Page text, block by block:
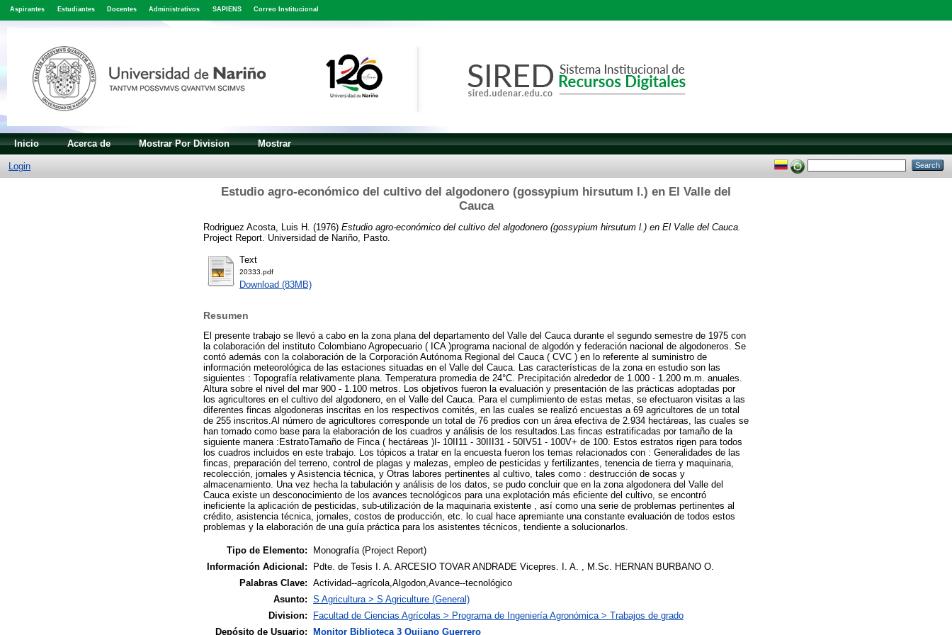
Aspirantes Estudiantes Docentes Administrativos SAPIENS Correo Institucional
Inicio Acerca de Mostrar Por Division Mostrar
Login
Estudio agro-económico del cultivo del algodonero (gossypium hirsutum l.) en El Valle del
Cauca
Rodriguez Acosta, Luis H. (1976) Estudio agro-económico del cultivo del algodonero (gossypium hirsutum l.) en El Valle del Cauca.
Project Report. Universidad de Nariño, Pasto.
Text
20333.pdf
Download (83MB)
Resumen
El presente trabajo se llevó a cabo en la zona plana del departamento del Valle del Cauca durante el segundo semestre de 1975 con
la colaboración del instituto Colombiano Agropecuario ( ICA )programa nacional de algodón y federación nacional de algodoneros. Se
contó además con la colaboración de la Corporación Autónoma Regional del Cauca ( CVC ) en lo referente al suministro de
información meteorológica de las estaciones situadas en el Valle del Cauca. Las características de la zona en estudio son las
siguientes : Topografía relativamente plana. Temperatura promedia de 24°C. Precipitación alrededor de 1.000 - 1.200 m.m. anuales.
Altura sobre el nivel del mar 900 - 1.100 metros. Los objetivos fueron la evaluación y presentación de las prácticas adoptadas por
los agricultores en el cultivo del algodonero, en el Valle del Cauca. Para el cumplimiento de estas metas, se efectuaron visitas a las
diferentes fincas algodoneras inscritas en los respectivos comités, en las cuales se realizó encuestas a 69 agricultores de un total
de 255 inscritos.Al número de agricultores corresponde un total de 76 predios con un área efectiva de 2.934 hectáreas, las cuales se
han tomado como base para la elaboración de los cuadros y análisis de los resultados.Las fincas estratificadas por tamaño de la
siguiente manera :EstratoTamaño de Finca ( hectáreas )I- 10II11 - 30III31 - 50IV51 - 100V+ de 100. Estos estratos rigen para todos
los cuadros incluidos en este trabajo. Los tópicos a tratar en la encuesta fueron los temas relacionados con : Generalidades de las
fincas, preparación del terreno, control de plagas y malezas, empleo de pesticidas y fertilizantes, tenencia de tierra y maquinaria,
recolección, jornales y Asistencia técnica, y Otras labores pertinentes al cultivo, tales como : destrucción de socas y
almacenamiento. Una vez hecha la tabulación y análisis de los datos, se pudo concluir que en la zona algodonera del Valle del
Cauca existe un desconocimiento de los avances tecnológicos para una explotación más eficiente del cultivo, se encontró
ineficiente la aplicación de pesticidas, sub-utilización de la maquinaria existente , así como una serie de problemas pertinentes al
crédito, asistencia técnica, jornales, costos de producción, etc. lo cual hace apremiante una constante evaluación de todos estos
problemas y la elaboración de una guía práctica para los asistentes técnicos, tendiente a solucionarlos.
Tipo de Elemento:
Monografía (Project Report)
Información Adicional:
Pdte. de Tesis I. A. ARCESIO TOVAR ANDRADE Vicepres. I. A. , M.Sc. HERNAN BURBANO O.
Palabras Clave: Actividad--agrícola,Algodon,Avance--tecnológico
Asunto: S Agricultura > S Agriculture (General)
Division:
Facultad de Ciencias Agrícolas > Programa de Ingeniería Agronómica > Trabajos de grado
Depósito de Usuario: Monitor Biblioteca 3 Quijano Guerrero